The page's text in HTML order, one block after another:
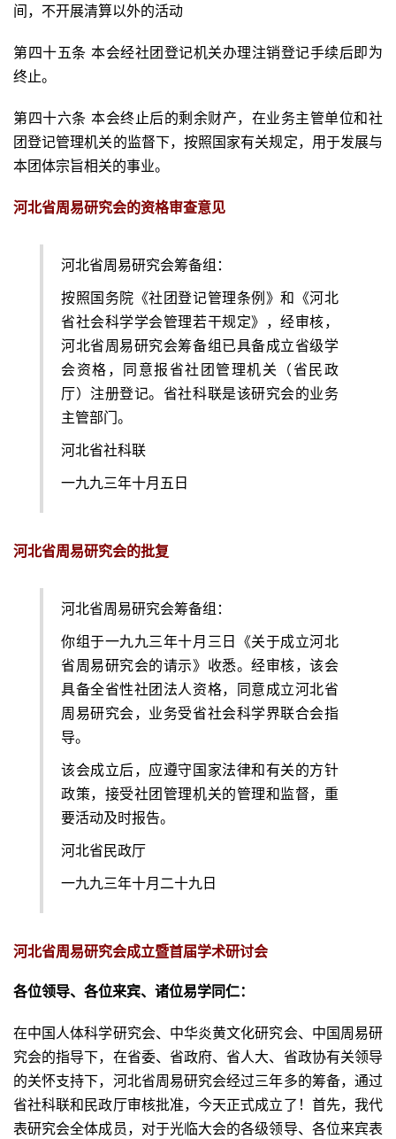
间，不开展清算以外的活动
第四十五条 本会经社团登记机关办理注销登记手续后即为
终止。
第四十六条 本会终止后的剩余财产，在业务主管单位和社
团登记管理机关的监督下，按照国家有关规定，用于发展与
本团体宗旨相关的事业。
河北省周易研究会的资格审查意见
河北省周易研究会筹备组：
按照国务院《社团登记管理条例》和《河北
省社会科学学会管理若干规定》，经审核，
河北省周易研究会筹备组已具备成立省级学
会资格，同意报省社团管理机关（省民政
厅）注册登记。省社科联是该研究会的业务
主管部门。
河北省社科联
一九九三年十月五日
河北省周易研究会的批复
河北省周易研究会筹备组：
你组于一九九三年十月三日《关于成立河北
省周易研究会的请示》收悉。经审核，该会
具备全省性社团法人资格，同意成立河北省
周易研究会，业务受省社会科学界联合会指
导。
该会成立后，应遵守国家法律和有关的方针
政策，接受社团管理机关的管理和监督，重
要活动及时报告。
河北省民政厅
一九九三年十月二十九日
河北省周易研究会成立暨首届学术研讨会
各位领导、各位来宾、诸位易学同仁：
在中国人体科学研究会、中华炎黄文化研究会、中国周易研
究会的指导下，在省委、省政府、省人大、省政协有关领导
的关怀支持下，河北省周易研究会经过三年多的筹备，通过
省社科联和民政厅审核批准，今天正式成立了！首先，我代
表研究会全体成员，对于光临大会的各级领导、各位来宾表